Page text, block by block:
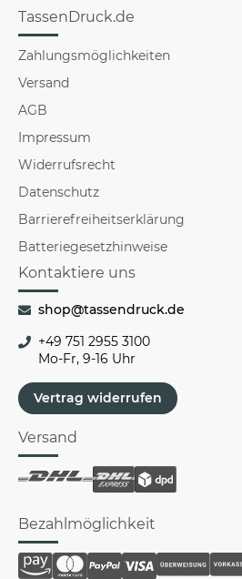
TassenDruck.de
Zahlungsmöglichkeiten
Versand
AGB
Impressum
Widerrufsrecht
Datenschutz
Barrierefreiheitserklärung
Batteriegesetzhinweise
Kontaktiere uns
shop@tassendruck.de
+49 751 2955 3100
Mo-Fr, 9-16 Uhr
Vertrag widerrufen
Versand
Bezahlmöglichkeit